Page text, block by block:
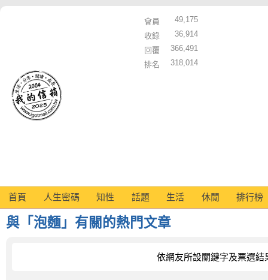
會員
49,175
收錄
36,914
回覆
366,491
排名
318,014
首頁 人生密碼 知性 話題 生活 休閒 排行榜
與「泡麵」有關的熱門文章
依網友所設關鍵字及票選結